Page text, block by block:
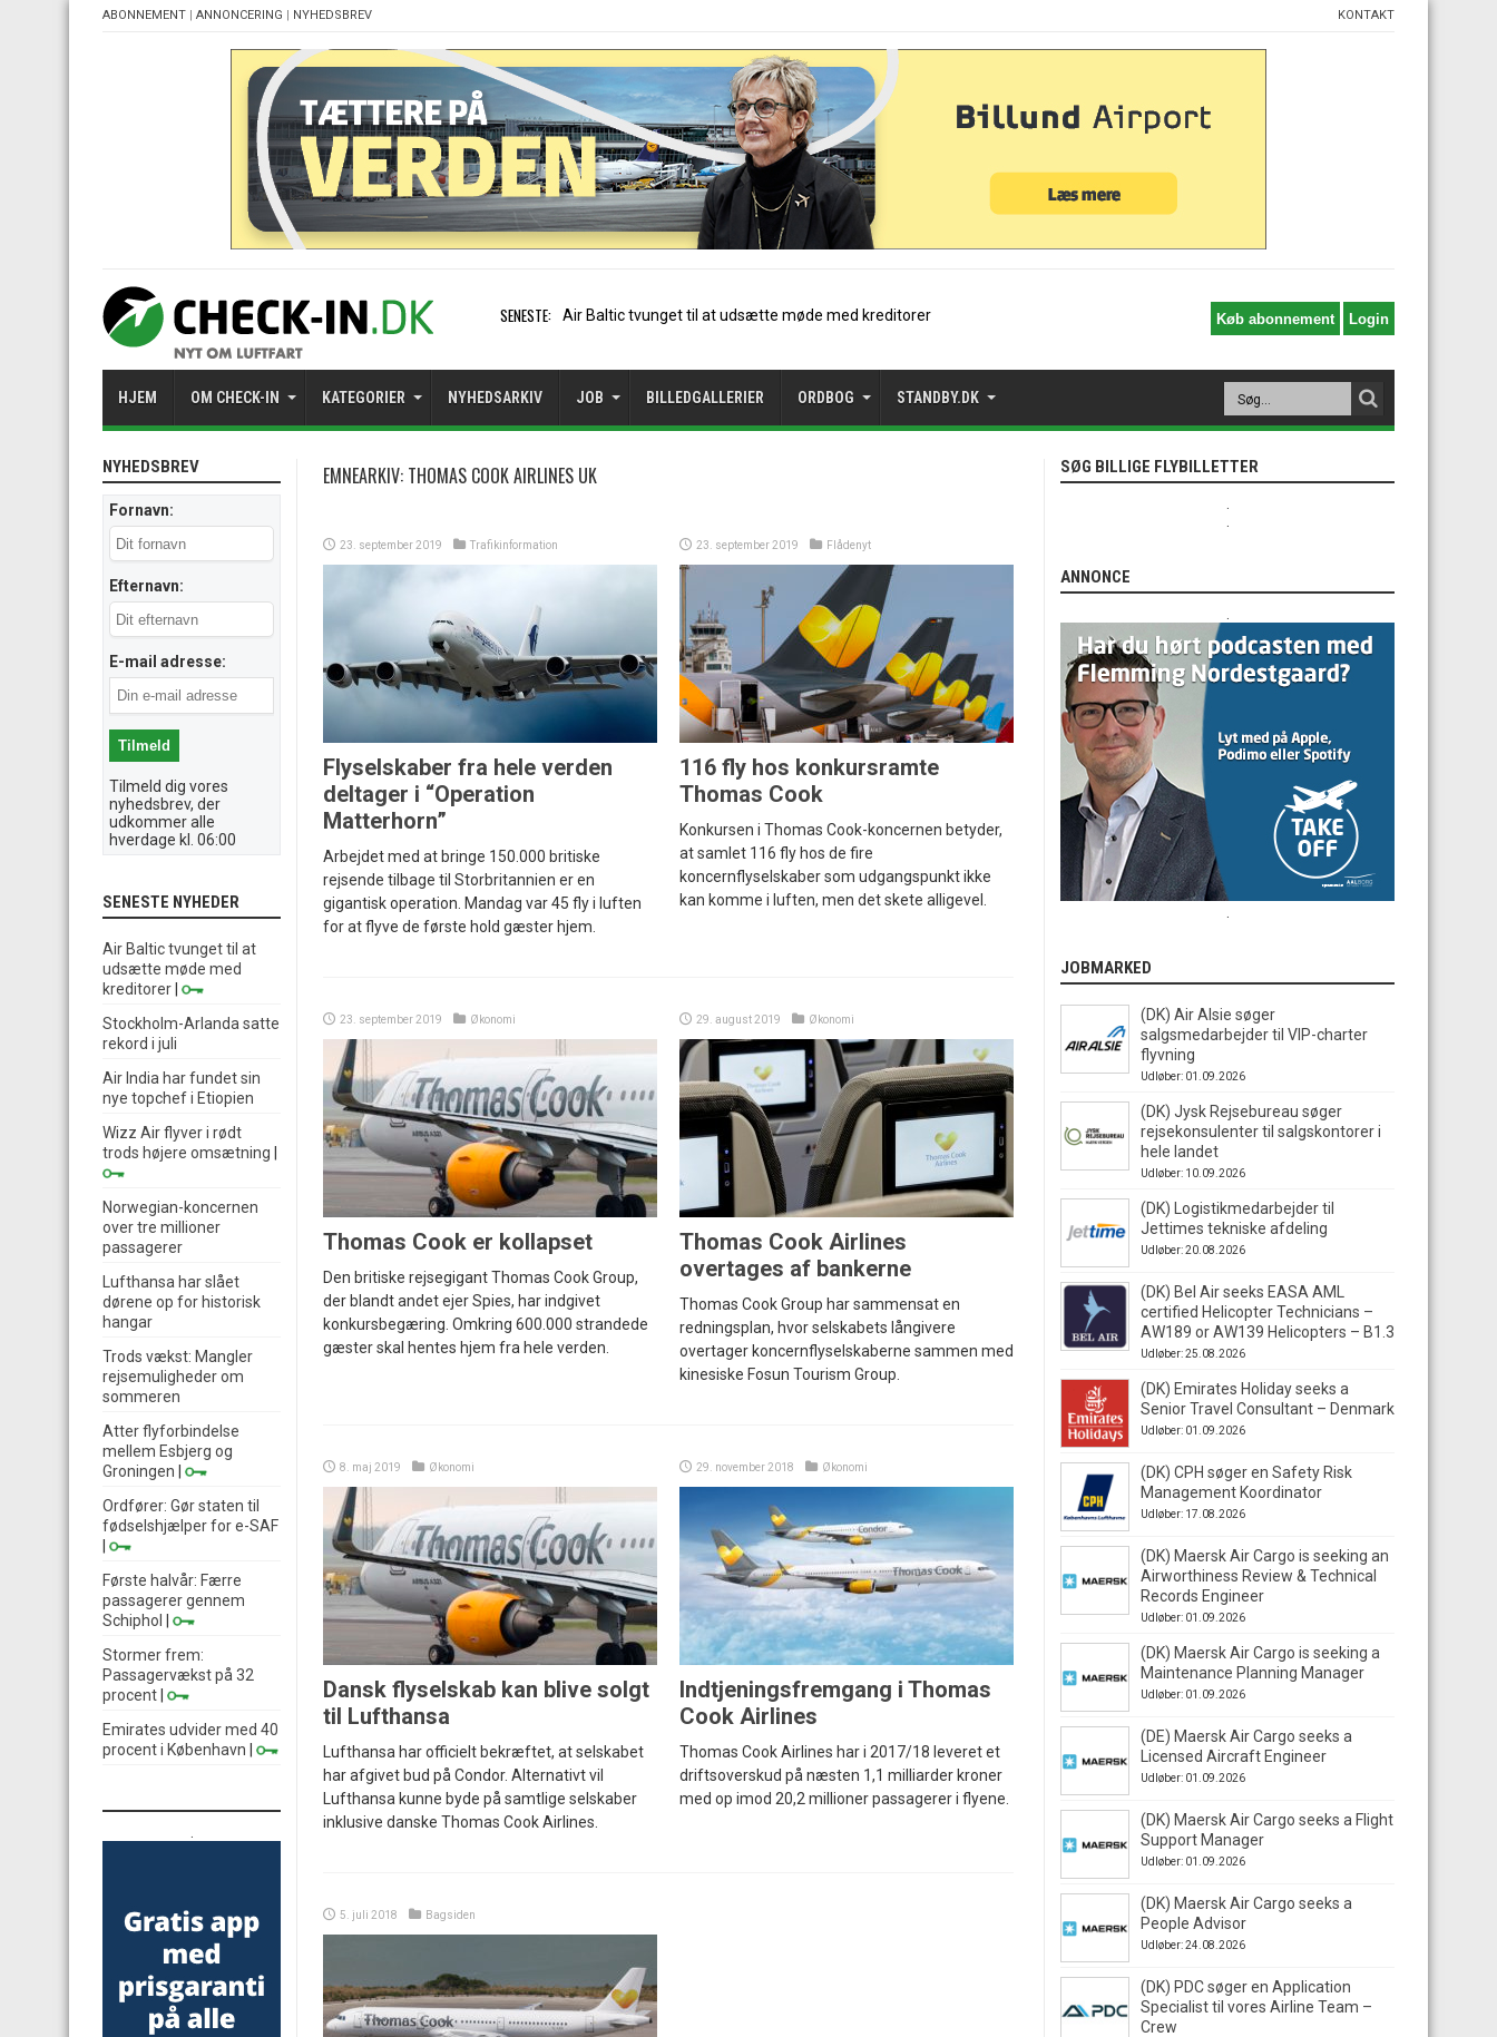
ABONNEMENT | ANNONCERING | NYHEDSBREV KONTAKT
SENESTE: Stockholm-Arlanda satte re
HJEM OM CHECK-IN KATEGORIER NYHEDSARKIV JOB BILLEDGALLERIER ORDBOG STANDBY.DK
EMNEARKIV: THOMAS COOK AIRLINES UK
23. september 2019 Trafikinformation
Flyselskaber fra hele verden
deltager i “Operation
Matterhorn”
Arbejdet med at bringe 150.000 britiske
rejsende tilbage til Storbritannien er en
gigantisk operation. Mandag var 45 fly i luften
for at flyve de første hold gæster hjem.
23. september 2019 Flådenyt
116 fly hos konkursramte
Thomas Cook
Konkursen i Thomas Cook-koncernen betyder,
at samlet 116 fly hos de fire
koncernflyselskaber som udgangspunkt ikke
kan komme i luften, men det skete alligevel.
23. september 2019 Økonomi
Thomas Cook er kollapset
Den britiske rejsegigant Thomas Cook Group,
der blandt andet ejer Spies, har indgivet
konkursbegæring. Omkring 600.000 strandede
gæster skal hentes hjem fra hele verden.
29. august 2019 Økonomi
Thomas Cook Airlines
overtages af bankerne
Thomas Cook Group har sammensat en
redningsplan, hvor selskabets långivere
overtager koncernflyselskaberne sammen med
kinesiske Fosun Tourism Group.
8. maj 2019 Økonomi
Dansk flyselskab kan blive solgt
til Lufthansa
Lufthansa har officielt bekræftet, at selskabet
har afgivet bud på Condor. Alternativt vil
Lufthansa kunne byde på samtlige selskaber
inklusive danske Thomas Cook Airlines.
29. november 2018 Økonomi
Indtjeningsfremgang i Thomas
Cook Airlines
Thomas Cook Airlines har i 2017/18 leveret et
driftsoverskud på næsten 1,1 milliarder kroner
med op imod 20,2 millioner passagerer i flyene.
5. juli 2018 Bagsiden
NYHEDSBREV
Fornavn:
Efternavn:
E-mail adresse:
Tilmeld dig vores
nyhedsbrev, der
udkommer alle
hverdage kl. 06:00
SENESTE NYHEDER
Air Baltic tvunget til at
udsætte møde med
kreditorer
Stockholm-Arlanda satte
rekord i juli
Air India har fundet sin
nye topchef i Etiopien
Wizz Air flyver i rødt
trods højere omsætning
Norwegian-koncernen
over tre millioner
passagerer
Lufthansa har slået
dørene op for historisk
hangar
Trods vækst: Mangler
rejsemuligheder om
sommeren
Atter flyforbindelse
mellem Esbjerg og
Groningen
Ordfører: Gør staten til
fødselshjælper for e-SAF
Første halvår: Færre
passagerer gennem
Schiphol
Stormer frem:
Passagervækst på 32
procent
Emirates udvider med 40
procent i København
SØG BILLIGE FLYBILLETTER
ANNONCE
JOBMARKED
(DK) Air Alsie søger
salgsmedarbejder til VIP-charter
flyvning
Udløber: 01.09.2026
(DK) Jysk Rejsebureau søger
rejsekonsulenter til salgskontorer i
hele landet
Udløber: 10.09.2026
(DK) Logistikmedarbejder til
Jettimes tekniske afdeling
Udløber: 20.08.2026
(DK) Bel Air seeks EASA AML
certified Helicopter Technicians –
AW189 or AW139 Helicopters – B1.3
Udløber: 25.08.2026
(DK) Emirates Holiday seeks a
Senior Travel Consultant – Denmark
Udløber: 01.09.2026
(DK) CPH søger en Safety Risk
Management Koordinator
Udløber: 17.08.2026
(DK) Maersk Air Cargo is seeking an
Airworthiness Review & Technical
Records Engineer
Udløber: 01.09.2026
(DK) Maersk Air Cargo is seeking a
Maintenance Planning Manager
Udløber: 01.09.2026
(DE) Maersk Air Cargo seeks a
Licensed Aircraft Engineer
Udløber: 01.09.2026
(DK) Maersk Air Cargo seeks a Flight
Support Manager
Udløber: 01.09.2026
(DK) Maersk Air Cargo seeks a
People Advisor
Udløber: 24.08.2026
(DK) PDC søger en Application
Specialist til vores Airline Team –
Crew